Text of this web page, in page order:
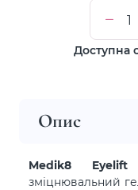
Доступна
Опис
Medik8 Eyelift
зміцнювальний